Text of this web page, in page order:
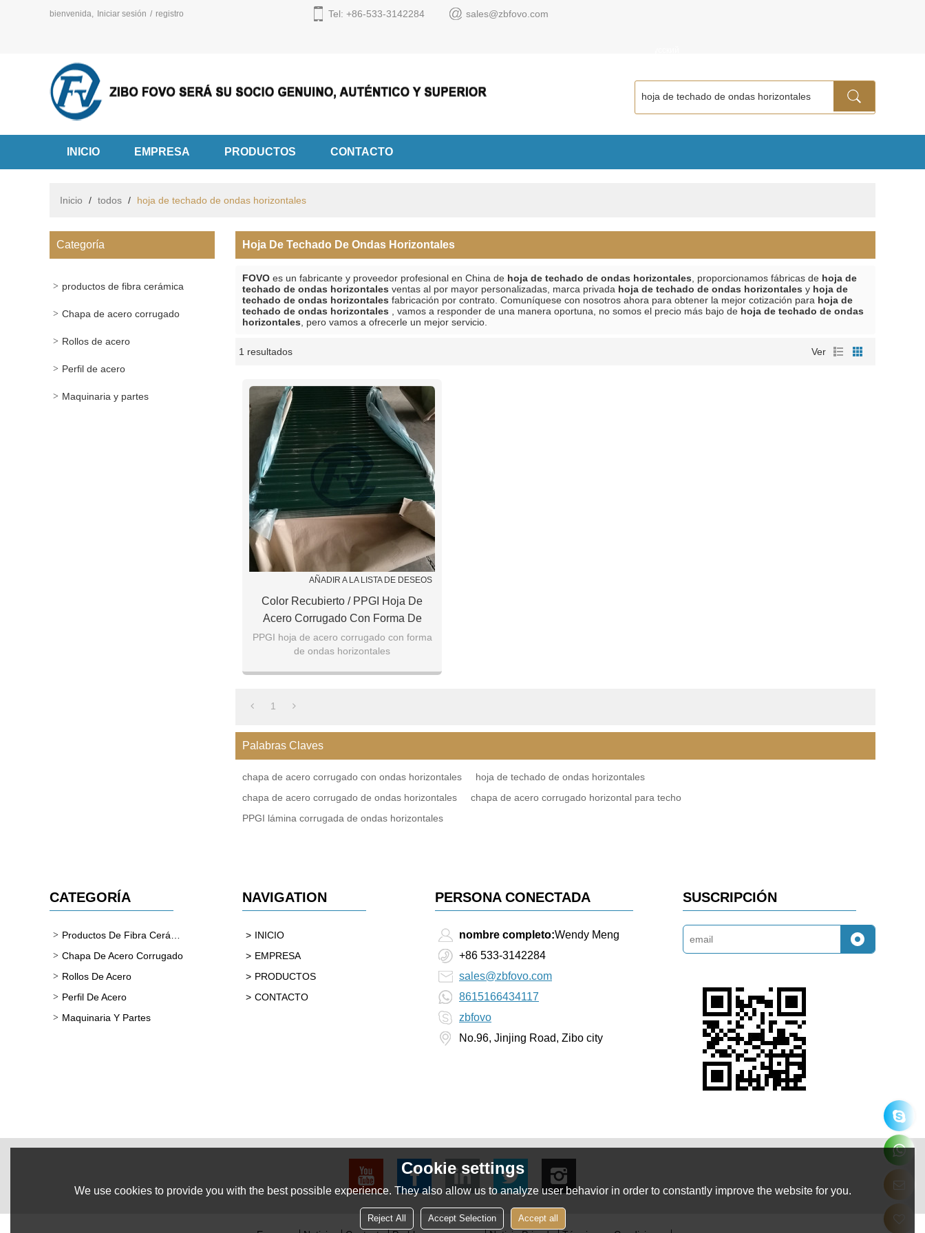
bienvenida, Iniciar sesión / registro Tel: +86-533-3142284 sales@zbfovo.com
INICIO EMPRESA PRODUCTOS CONTACTO
Inicio / todos / hoja de techado de ondas horizontales
Categoría
productos de fibra cerámica
Chapa de acero corrugado
Rollos de acero
Perfil de acero
Maquinaria y partes
Hoja De Techado De Ondas Horizontales
FOVO es un fabricante y proveedor profesional en China de hoja de techado de ondas horizontales , proporcionamos fábricas de hoja de
techado de ondas horizontales ventas al por mayor personalizadas, marca privada hoja de techado de ondas horizontales y hoja de
techado de ondas horizontales fabricación por contrato. Comuníquese con nosotros ahora para obtener la mejor cotización para hoja de
techado de ondas horizontales , vamos a responder de una manera oportuna, no somos el precio más bajo de hoja de techado de ondas
horizontales , pero vamos a ofrecerle un mejor servicio.
1 resultados Ver
AÑADIR A LA LISTA DE DESEOS
Color Recubierto / PPGI Hoja De
Acero Corrugado Con Forma De
Ondas Horizontales
PPGI hoja de acero corrugado con forma
de ondas horizontales
Ancho: 1000mm/1200mm/1250mm etc.
1
Palabras Claves
chapa de acero corrugado con ondas horizontales
hoja de techado de ondas horizontales
chapa de acero corrugado de ondas horizontales
chapa de acero corrugado horizontal para techo
PPGI lámina corrugada de ondas horizontales
CATEGORÍA
Productos De Fibra Cerámica
Chapa De Acero Corrugado
Rollos De Acero
Perfil De Acero
Maquinaria Y Partes
NAVIGATION
INICIO
EMPRESA
PRODUCTOS
CONTACTO
PERSONA CONECTADA
nombre completo:Wendy Meng
+86 533-3142284
sales@zbfovo.com
8615166434117
zbfovo
No.96, Jinjing Road, Zibo city
SUSCRIPCIÓN
Cookie settings
We use cookies to provide you with the best possible experience. They also allow us to analyze user behavior in order to constantly improve the website for you.
Reject All Accept Selection Accept all